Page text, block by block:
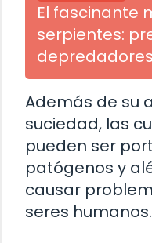
El fascinante
serpientes:
Además de su
suciedad, las
pueden ser
patógenos y
causar
seres humanos.